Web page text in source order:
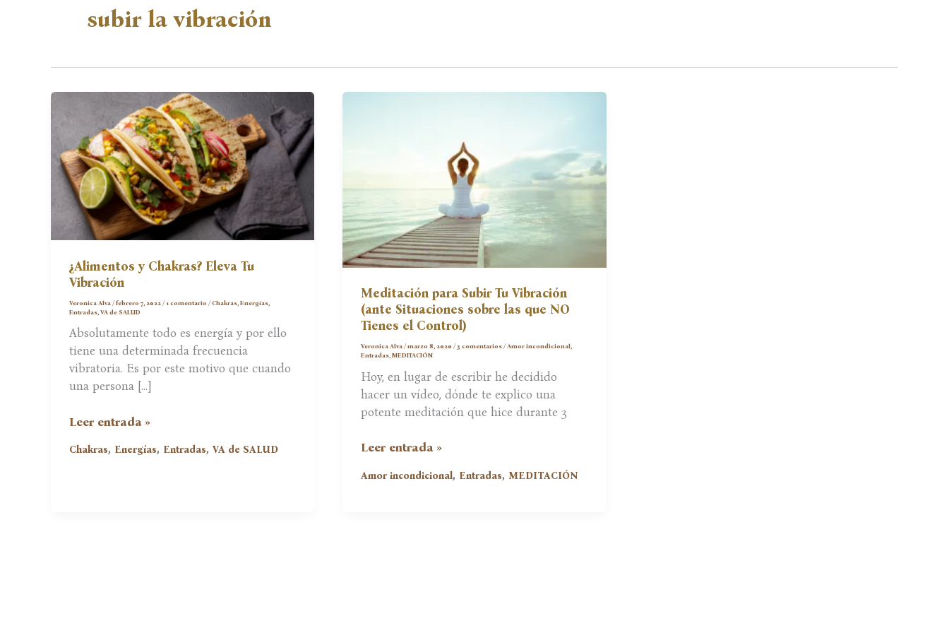
subir la vibración
¿Alimentos y Chakras? Eleva Tu
Vibración
Veronica Alva /febrero 7, 2022 / 1 comentario /Chakras, Energías,
Entradas, VA de SALUD
Absolutamente todo es energía y por ello
tiene una determinada frecuencia
vibratoria. Es por este motivo que cuando
una persona […]
¿Alimentos
Chakras?
Leer entrada »
Chakras, Energías, Entradas, VA de SALUD
Meditación para Subir Tu Vibración
(ante Situaciones sobre las que NO
Tienes el Control)
Veronica Alva /marzo 8, 2020 /3 comentarios /Amor incondicional,
Entradas, MEDITACIÓN
Hoy, en lugar de escribir he decidido
hacer un vídeo, dónde te explico una
potente meditación que hice durante 3
Meditación
Subir
Leer entrada »
Amor incondicional, Entradas, MEDITACIÓN